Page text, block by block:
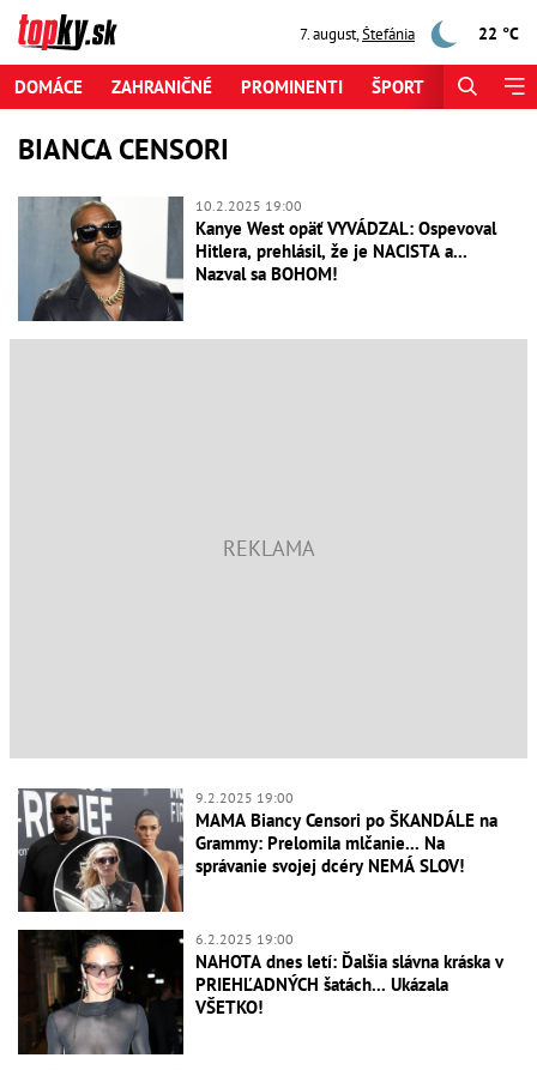
7. august,Štefánia 22 °C
DOMÁCE ZAHRANIČNÉ PROMINENTI ŠPORT
BIANCA CENSORI
10.2.2025 19:00
Kanye West opäť VYVÁDZAL: Ospevoval
Hitlera, prehlásil, že je NACISTA a...
Nazval sa BOHOM!
9.2.2025 19:00
MAMA Biancy Censori po ŠKANDÁLE na
Grammy: Prelomila mlčanie... Na
správanie svojej dcéry NEMÁ SLOV!
6.2.2025 19:00
NAHOTA dnes letí: Ďalšia slávna kráska v
PRIEHĽADNÝCH šatách... Ukázala
VŠETKO!